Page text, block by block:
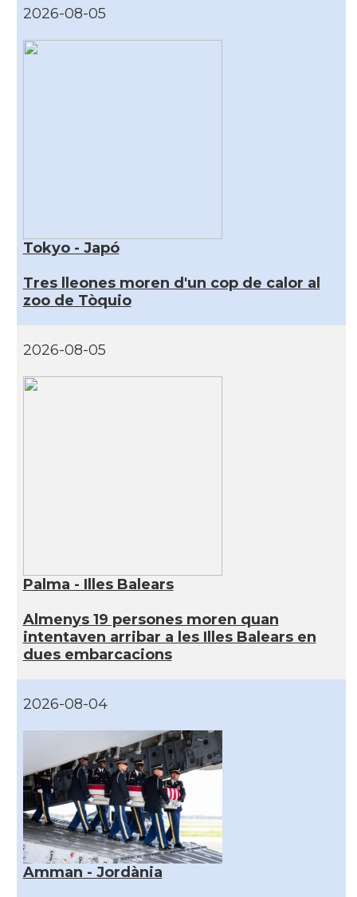
2026-08-05
Tokyo - Japó
Tres lleones moren d'un cop de calor al
zoo de Tòquio
2026-08-05
Palma - Illes Balears
Almenys 19 persones moren quan
intentaven arribar a les Illes Balears en
dues embarcacions
2026-08-04
Amman - Jordània